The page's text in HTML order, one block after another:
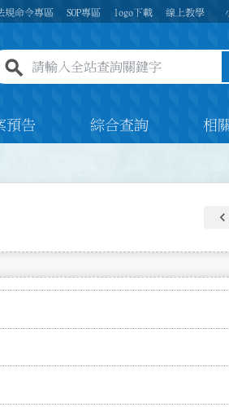
規命令專區 SOP專區 logo下載 線上教學
全站查詢關鍵字欄位
預告 綜合查詢 相
keyboard_arrow_left